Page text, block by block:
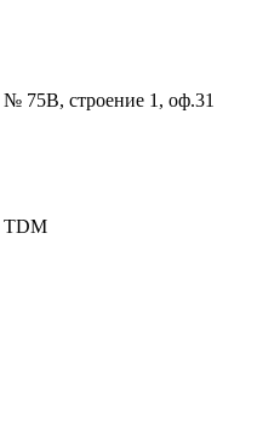
75В, строение 1, оф.31
TDM